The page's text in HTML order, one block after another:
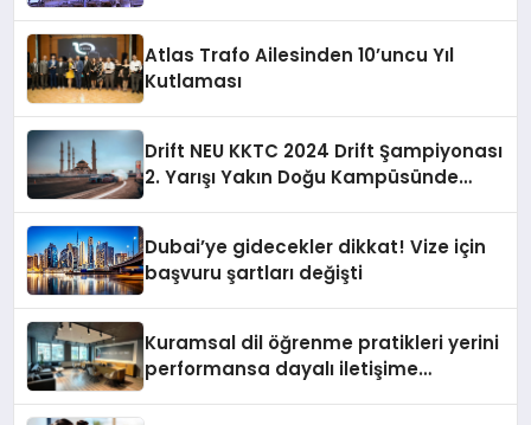
Atlas Trafo Ailesinden 10’uncu Yıl
Kutlaması
Drift NEU KKTC 2024 Drift Şampiyonası
2. Yarışı Yakın Doğu Kampüsünde
Dubai’ye gidecekler dikkat! Vize için
başvuru şartları değişti
Kuramsal dil öğrenme pratikleri yerini
performansa dayalı iletişime